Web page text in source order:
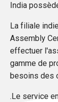
India
La filiale
Assembly
effectuer
gamme de
besoins des
.Le service